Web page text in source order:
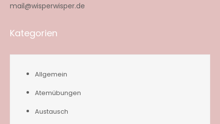
mail@wisperwisper.de
Kategorien
Allgemein
Atemübungen
Austausch